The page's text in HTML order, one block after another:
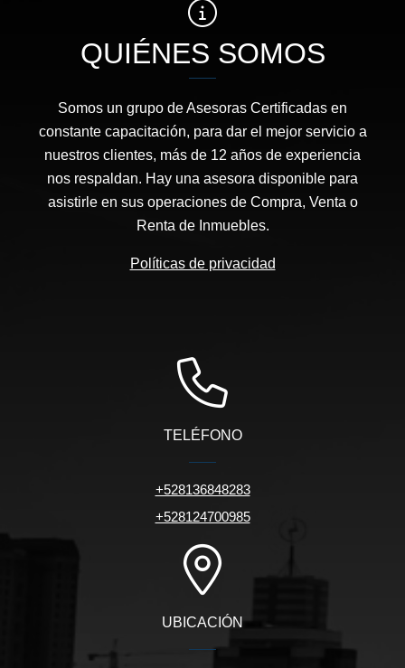
QUIÉNES SOMOS
Somos un grupo de Asesoras Certificadas en
constante capacitación, para dar el mejor servicio a
nuestros clientes, más de 12 años de experiencia
nos respaldan. Hay una asesora disponible para
asistirle en sus operaciones de Compra, Venta o
Renta de Inmuebles.
Políticas de privacidad
TELÉFONO
+528136848283
+528124700985
UBICACIÓN